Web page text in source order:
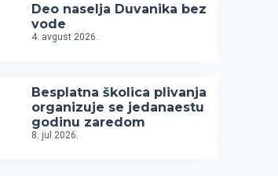
Deo naselja Duvanika bez
vode
4. avgust 2026.
Besplatna školica plivanja
organizuje se jedanaestu
godinu zaredom
8. jul 2026.